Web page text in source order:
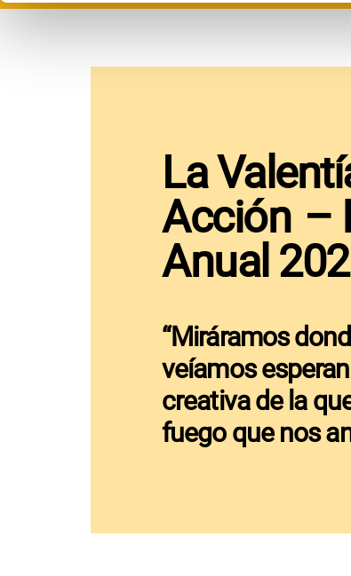
e
c
t
i
o
n
La
Acción –
Anual
“Miráramos
veíamos
creativa de la
fuego que nos